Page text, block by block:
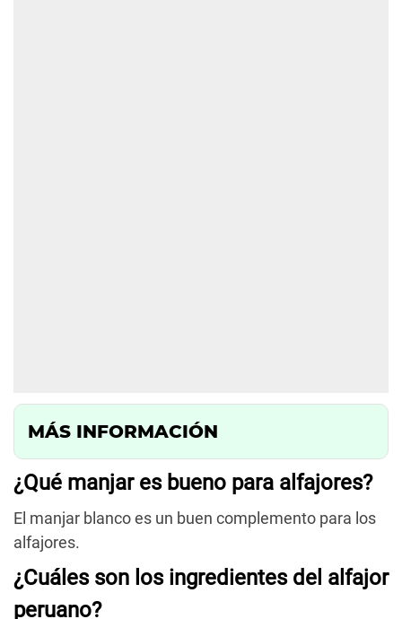
MÁS INFORMACIÓN
¿Qué manjar es bueno para alfajores?
El manjar blanco es un buen complemento para los
alfajores.
¿Cuáles son los ingredientes del alfajor
peruano?